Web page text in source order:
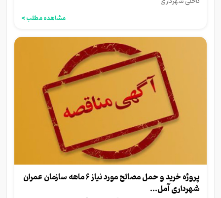
مشاهده مطلب >
پروژه خرید و حمل مصالح مورد نیاز 6 ماهه سازمان عمران
شهرداری آمل...